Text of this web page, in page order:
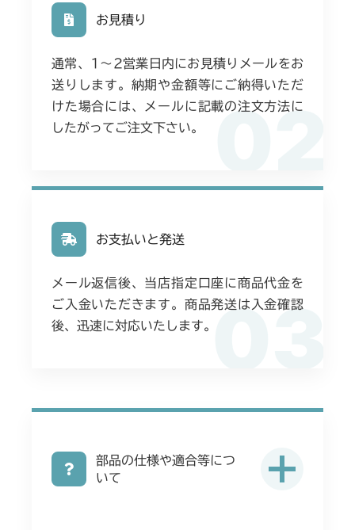
02
お見積り
通常、1〜2営業日内にお見積りメールをお
送りします。納期や金額等にご納得いただ
けた場合には、メールに記載の注文方法に
したがってご注文下さい。
03
お支払いと発送
メール返信後、当店指定口座に商品代金を
ご入金いただきます。商品発送は入金確認
後、迅速に対応いたします。
部品の仕様や適合等につ
いて